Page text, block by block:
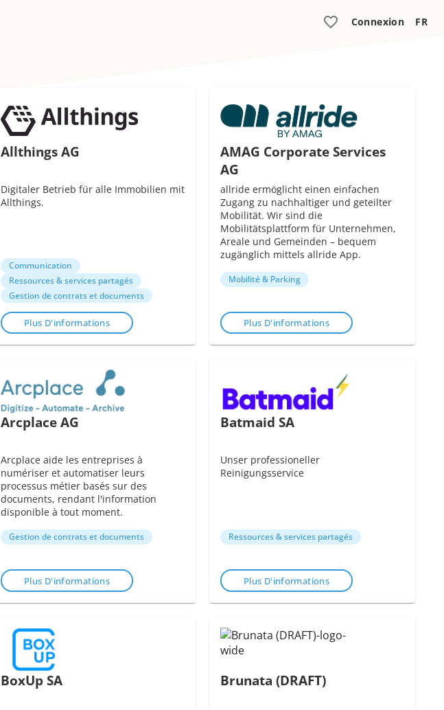
Connexion FR
Allthings AG
Digitaler Betrieb für alle Immobilien mit
Allthings.
Communication
Ressources & services partagés
Gestion de contrats et documents
Plus D'informations
AMAG Corporate Services
AG
allride ermöglicht einen einfachen
Zugang zu nachhaltiger und geteilter
Mobilität. Wir sind die
Mobilitätsplattform für Unternehmen,
Areale und Gemeinden – bequem
zugänglich mittels allride App.
Mobilité & Parking
Plus D'informations
Arcplace AG
Arcplace aide les entreprises à
numériser et automatiser leurs
processus métier basés sur des
documents, rendant l'information
disponible à tout moment.
Gestion de contrats et documents
Plus D'informations
Batmaid SA
Unser professioneller
Reinigungsservice
Ressources & services partagés
Plus D'informations
BoxUp SA Brunata (DRAFT)